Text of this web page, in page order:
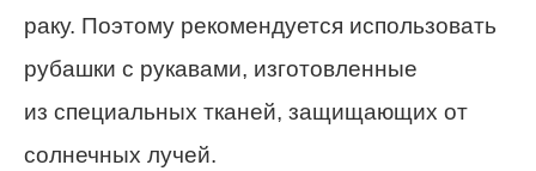
раку. Поэтому рекомендуется использовать
рубашки с рукавами, изготовленные
из специальных тканей, защищающих от
солнечных лучей.